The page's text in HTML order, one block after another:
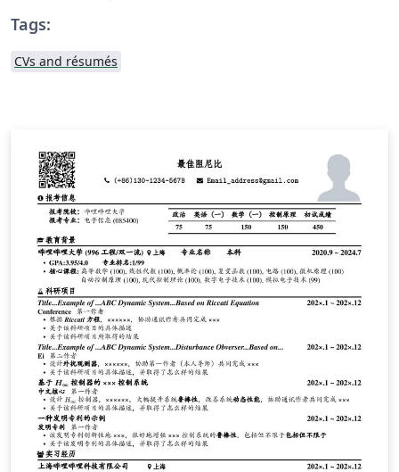
Tags:
CVs and résumés